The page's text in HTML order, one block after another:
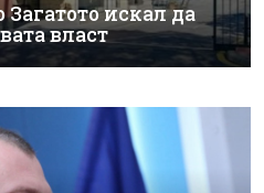
искал да
власт